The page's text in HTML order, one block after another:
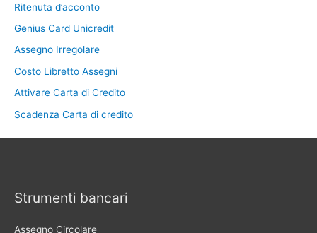
Ritenuta d’acconto
Genius Card Unicredit
Assegno Irregolare
Costo Libretto Assegni
Attivare Carta di Credito
Scadenza Carta di credito
Strumenti bancari
Assegno Circolare